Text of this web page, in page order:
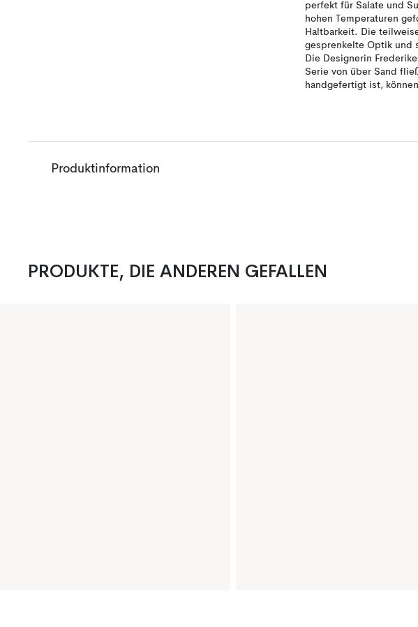
perfekt für Salate und
hohen Temperaturen
Haltbarkeit. Die
gesprenkelte Optik und
Die Designerin
Serie von über Sand
handgefertigt ist,
Produktinformation
PRODUKTE, DIE ANDEREN GEFALLEN